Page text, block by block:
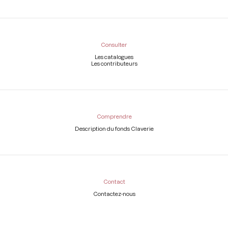
Consulter
Les catalogues
Les contributeurs
Comprendre
Description du fonds Claverie
Contact
Contactez-nous